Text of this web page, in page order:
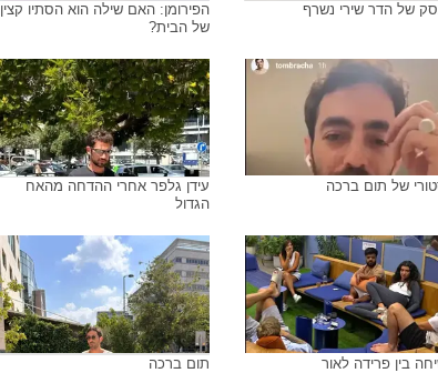
של הדר שירי נשרף
הפירומן: האם שילה הוא הסתיו קצין
של הבית?
של תום ברכה
עידן גלפר אחרי ההדחה מהאח
הגדול
בין פרידה לאור תום ברכה